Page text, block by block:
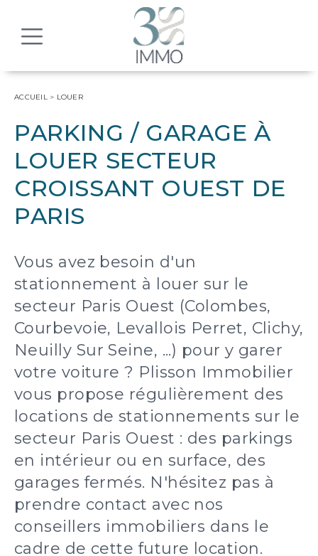
ACCUEIL> LOUER
PARKING / GARAGE À
LOUER SECTEUR
CROISSANT OUEST DE
PARIS
Vous avez besoin d'un
stationnement à louer sur le
secteur Paris Ouest (Colombes,
Courbevoie, Levallois Perret, Clichy,
Neuilly Sur Seine, ...) pour y garer
votre voiture ? Plisson Immobilier
vous propose régulièrement des
locations de stationnements sur le
secteur Paris Ouest : des parkings
en intérieur ou en surface, des
garages fermés. N'hésitez pas à
prendre contact avec nos
conseillers immobiliers dans le
cadre de cette future location.